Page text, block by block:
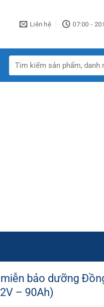
Liên hệ 07:00 -
Tìm
kiếm:
bảo dưỡng
– 90Ah)